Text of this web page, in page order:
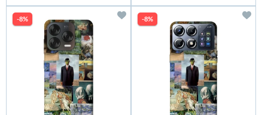
-8% -8%